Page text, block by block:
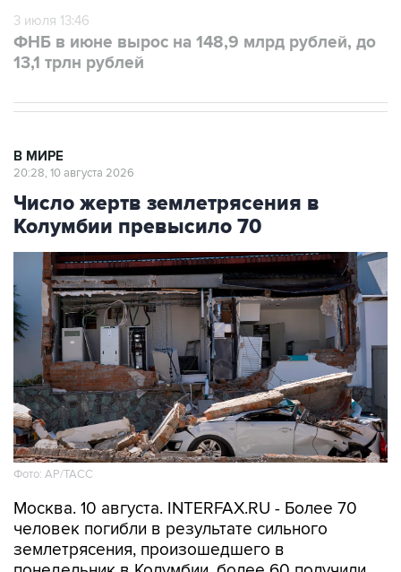
3 июля 13:46
ФНБ в июне вырос на 148,9 млрд рублей, до
13,1 трлн рублей
В МИРЕ
20:28, 10 августа 2026
Число жертв землетрясения в
Колумбии превысило 70
Фото: АР/ТАСС
Москва. 10 августа. INTERFAX.RU - Более 70
человек погибли в результате сильного
землетрясения, произошедшего в